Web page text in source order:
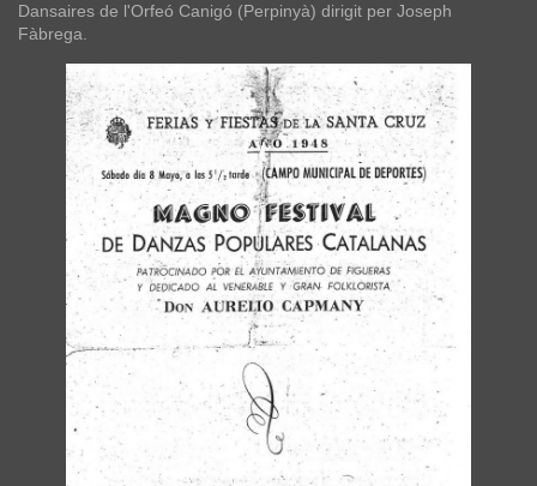
Dansaires de l'Orfeó Canigó (Perpinyà) dirigit per Joseph
Fàbrega.